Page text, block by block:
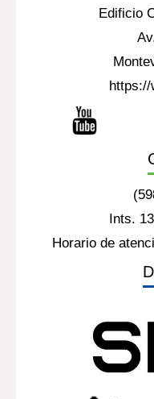
Edificio
https://
Ints.
Horario de